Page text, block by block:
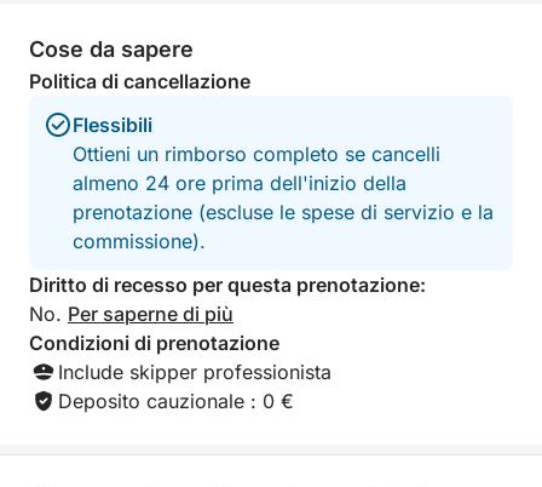
Cose da sapere
Politica di cancellazione
Flessibili
Ottieni un rimborso completo se cancelli
almeno 24 ore prima dell'inizio della
prenotazione (escluse le spese di servizio e la
commissione).
Diritto di recesso per questa prenotazione:
No. Per saperne di più
Condizioni di prenotazione
Include skipper professionista
Deposito cauzionale : 0 €